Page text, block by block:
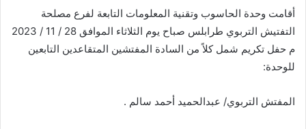
أقامت وحدة الحاسوب وتقنية المعلومات التابعة لفرع مصلحة
التفتيش التربوي طرابلس صباح يوم الثلاثاء الموافق 28
/
11
/
2023
م حفل تكريم شمل كلاً من السادة المفتشين المتقاعدين التابعين
للوحدة:
المفتش التربوي/ عبدالحميد أحمد سالم .